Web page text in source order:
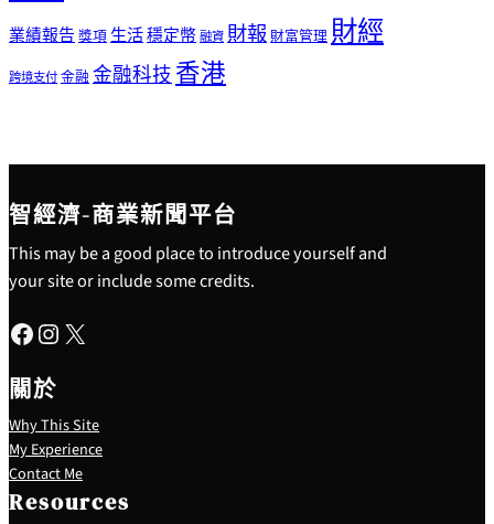
業績報告 獎項生活穩定幣融資 財報 財富管理 財經
跨境支付金融 金融科技 香港
智經濟-商業新聞平台
This may be a good place to introduce yourself and
your site or include some credits.
Facebook Instagram X
關於
Why This Site
My Experience
Contact Me
Resources